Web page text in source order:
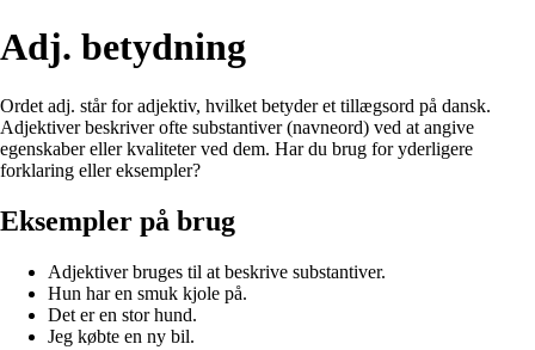
Adj. betydning
Ordet adj. står for adjektiv, hvilket betyder et tillægsord på dansk.
Adjektiver beskriver ofte substantiver (navneord) ved at angive
egenskaber eller kvaliteter ved dem. Har du brug for yderligere
forklaring eller eksempler?
Eksempler på brug
Adjektiver bruges til at beskrive substantiver.
Hun har en smuk kjole på.
Det er en stor hund.
Jeg købte en ny bil.